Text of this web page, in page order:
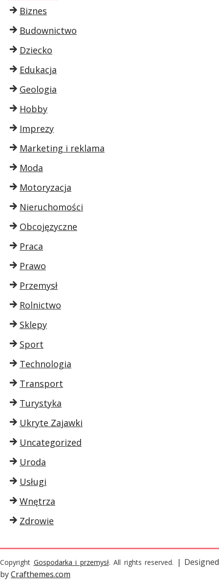
Biznes
Budownictwo
Dziecko
Edukacja
Geologia
Hobby
Imprezy
Marketing i reklama
Moda
Motoryzacja
Nieruchomości
Obcojęzyczne
Praca
Prawo
Przemysł
Rolnictwo
Sklepy
Sport
Technologia
Transport
Turystyka
Ukryte Zajawki
Uncategorized
Uroda
Usługi
Wnętrza
Zdrowie
Copyright Gospodarka i przemysł. All rights reserved. | Designed
byCrafthemes.com